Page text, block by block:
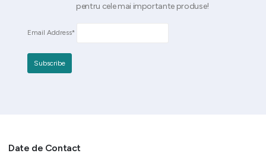
pentru cele mai importante produse!
Email Address*
Date de Contact